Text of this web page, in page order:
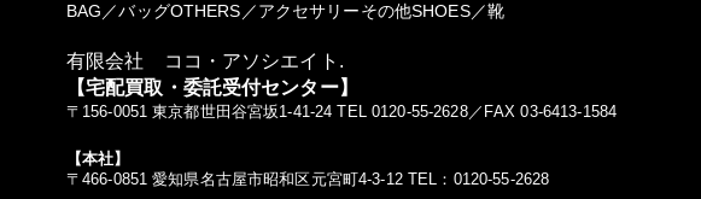
BAG／バッグOTHERS／アクセサリーその他SHOES／靴
有限会社 ココ・アソシエイト.
【宅配買取・委託受付センター】
〒156-0051 東京都世田谷宮坂1-41-24 TEL 0120-55-2628／FAX 03-6413-1584
【本社】
〒466-0851 愛知県名古屋市昭和区元宮町4-3-12 TEL：0120-55-2628